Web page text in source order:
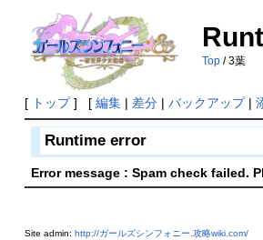
Top/ 3葉
[ トップ] [ 編集| 差分| バックアップ|
Runtime error
Error message : Spam check failed.
Site admin: http://ガールズシンフォニー.攻略wiki.com/